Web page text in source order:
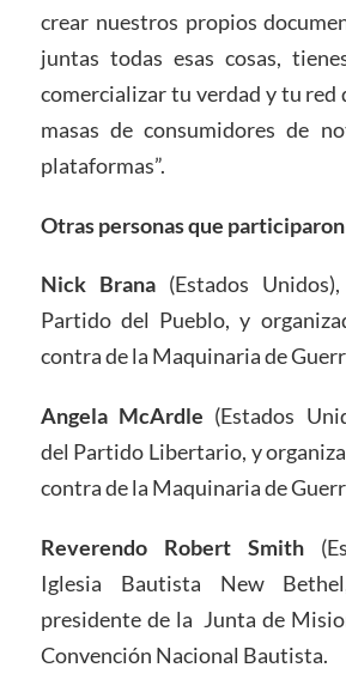
crear nuestros propios
juntas todas esas cosas,
comercializar tu verdad y tu red
masas de consumidores de
plataformas”.
Otras personas que
Nick Brana(Estados
Partido del Pueblo, y
contra de la Maquinaria de
Angela McArdle (Estados
del Partido Libertario, y
contra de la Maquinaria de
Reverendo Robert Smith
Iglesia Bautista New
presidente de la Junta de
Convención Nacional Bautista.